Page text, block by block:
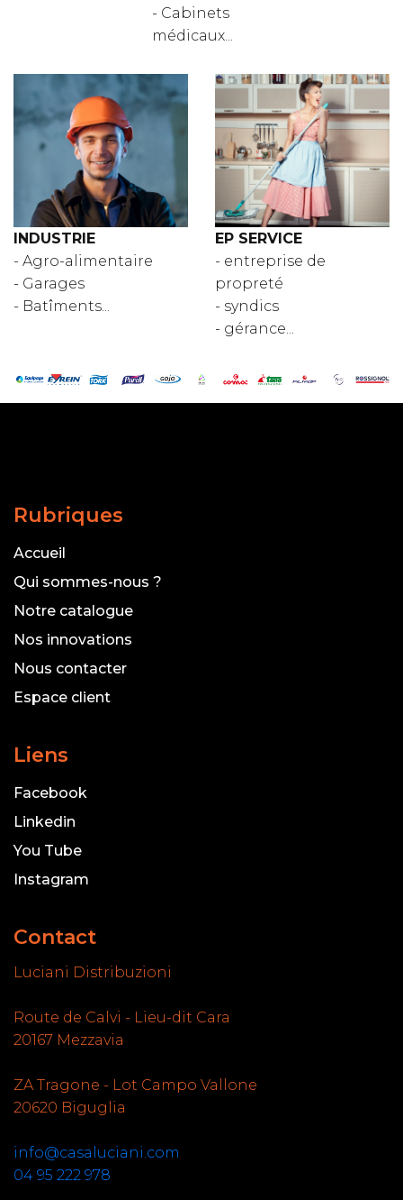
- Cabinets
médicaux...
INDUSTRIE
- Agro-alimentaire
- Garages
- Batîments...
EP SERVICE
- entreprise de
propreté
- syndics
- gérance...
Rubriques
Accueil
Qui sommes-nous ?
Notre catalogue
Nos innovations
Nous contacter
Espace client
Liens
Facebook
Linkedin
You Tube
Instagram
Contact
Luciani Distribuzioni
Route de Calvi - Lieu-dit Cara
20167 Mezzavia
ZA Tragone - Lot Campo Vallone
20620 Biguglia
info@casaluciani.com
04 95 222 978